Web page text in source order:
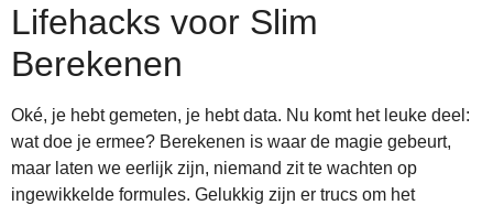
Lifehacks voor Slim
Berekenen
Oké, je hebt gemeten, je hebt data. Nu komt het leuke deel:
wat doe je ermee? Berekenen is waar de magie gebeurt,
maar laten we eerlijk zijn, niemand zit te wachten op
ingewikkelde formules. Gelukkig zijn er trucs om het